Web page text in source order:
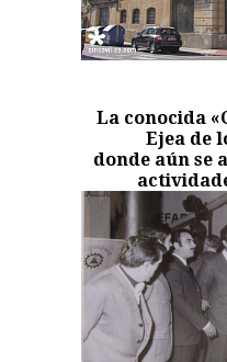
La conocida
Ejea de
donde aún se